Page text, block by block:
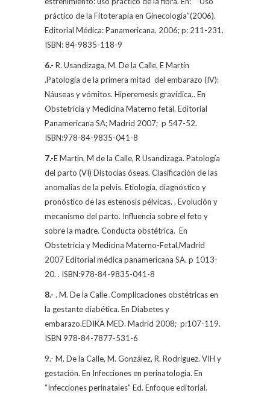
práctico de la Fitoterapia en Ginecología”(2006).
Editorial Médica: Panamericana. 2006; p: 211-231.
ISBN: 84-9835-118-9
6.- R. Usandizaga, M. De la Calle, E Martín
.Patología de la primera mitad del embarazo (IV):
Náuseas y vómitos. Hiperemesis gravídica.. En
Obstetricia y Medicina Materno fetal. Editorial
Panamericana SA; Madrid 2007; p 547-52.
ISBN:978-84-9835-041-8
7.-E Martin, M de la Calle, R Usandizaga. Patología
del parto (VI) Distocias óseas. Clasificación de las
anomalias de la pelvis. Etiología, diagnóstico y
pronóstico de las estenosis pélvicas. . Evolución y
mecanismo del parto. Influencia sobre el feto y
sobre la madre. Conducta obstétrica. En
Obstetricia y Medicina Materno-Fetal,Madrid
2007 Editorial médica panamericana SA. p 1013-
20. . ISBN:978-84-9835-041-8
8.- . M. De la Calle.Complicaciones obstétricas en
la gestante diabética. En Diabetes y
embarazo.EDIKA MED. Madrid 2008; p:107-119.
ISBN 978-84-7877-531-6
9.- M. De la Calle, M. González, R. Rodriguez. VIH y
gestación. En Infecciones en perinatología. En
“Infecciones perinatales” Ed. Enfoque editorial.